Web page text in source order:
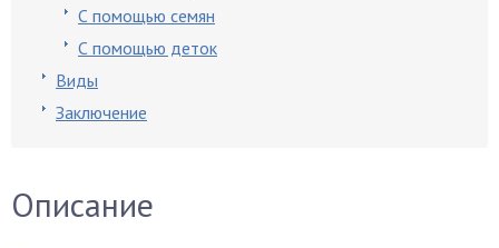
С помощью семян
С помощью деток
Виды
Заключение
Описание